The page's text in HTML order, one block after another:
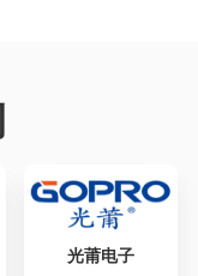
光莆电子